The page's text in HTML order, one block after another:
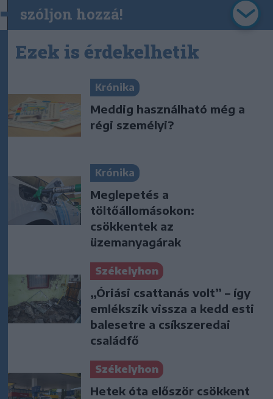
szóljon hozzá!
Ezek is érdekelhetik
Krónika
Meddig használható még a
régi személyi?
Krónika
Meglepetés a
töltőállomásokon:
csökkentek az
üzemanyagárak
Székelyhon
„Óriási csattanás volt” – így
emlékszik vissza a kedd esti
balesetre a csíkszeredai
családfő
Székelyhon
Hetek óta először csökkent